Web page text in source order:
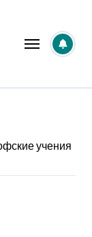
учения